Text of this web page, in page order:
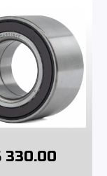
330.00